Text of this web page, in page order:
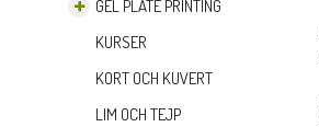
GEL PLATE PRINTING
KURSER
KORT OCH KUVERT
LIM OCH TEJP